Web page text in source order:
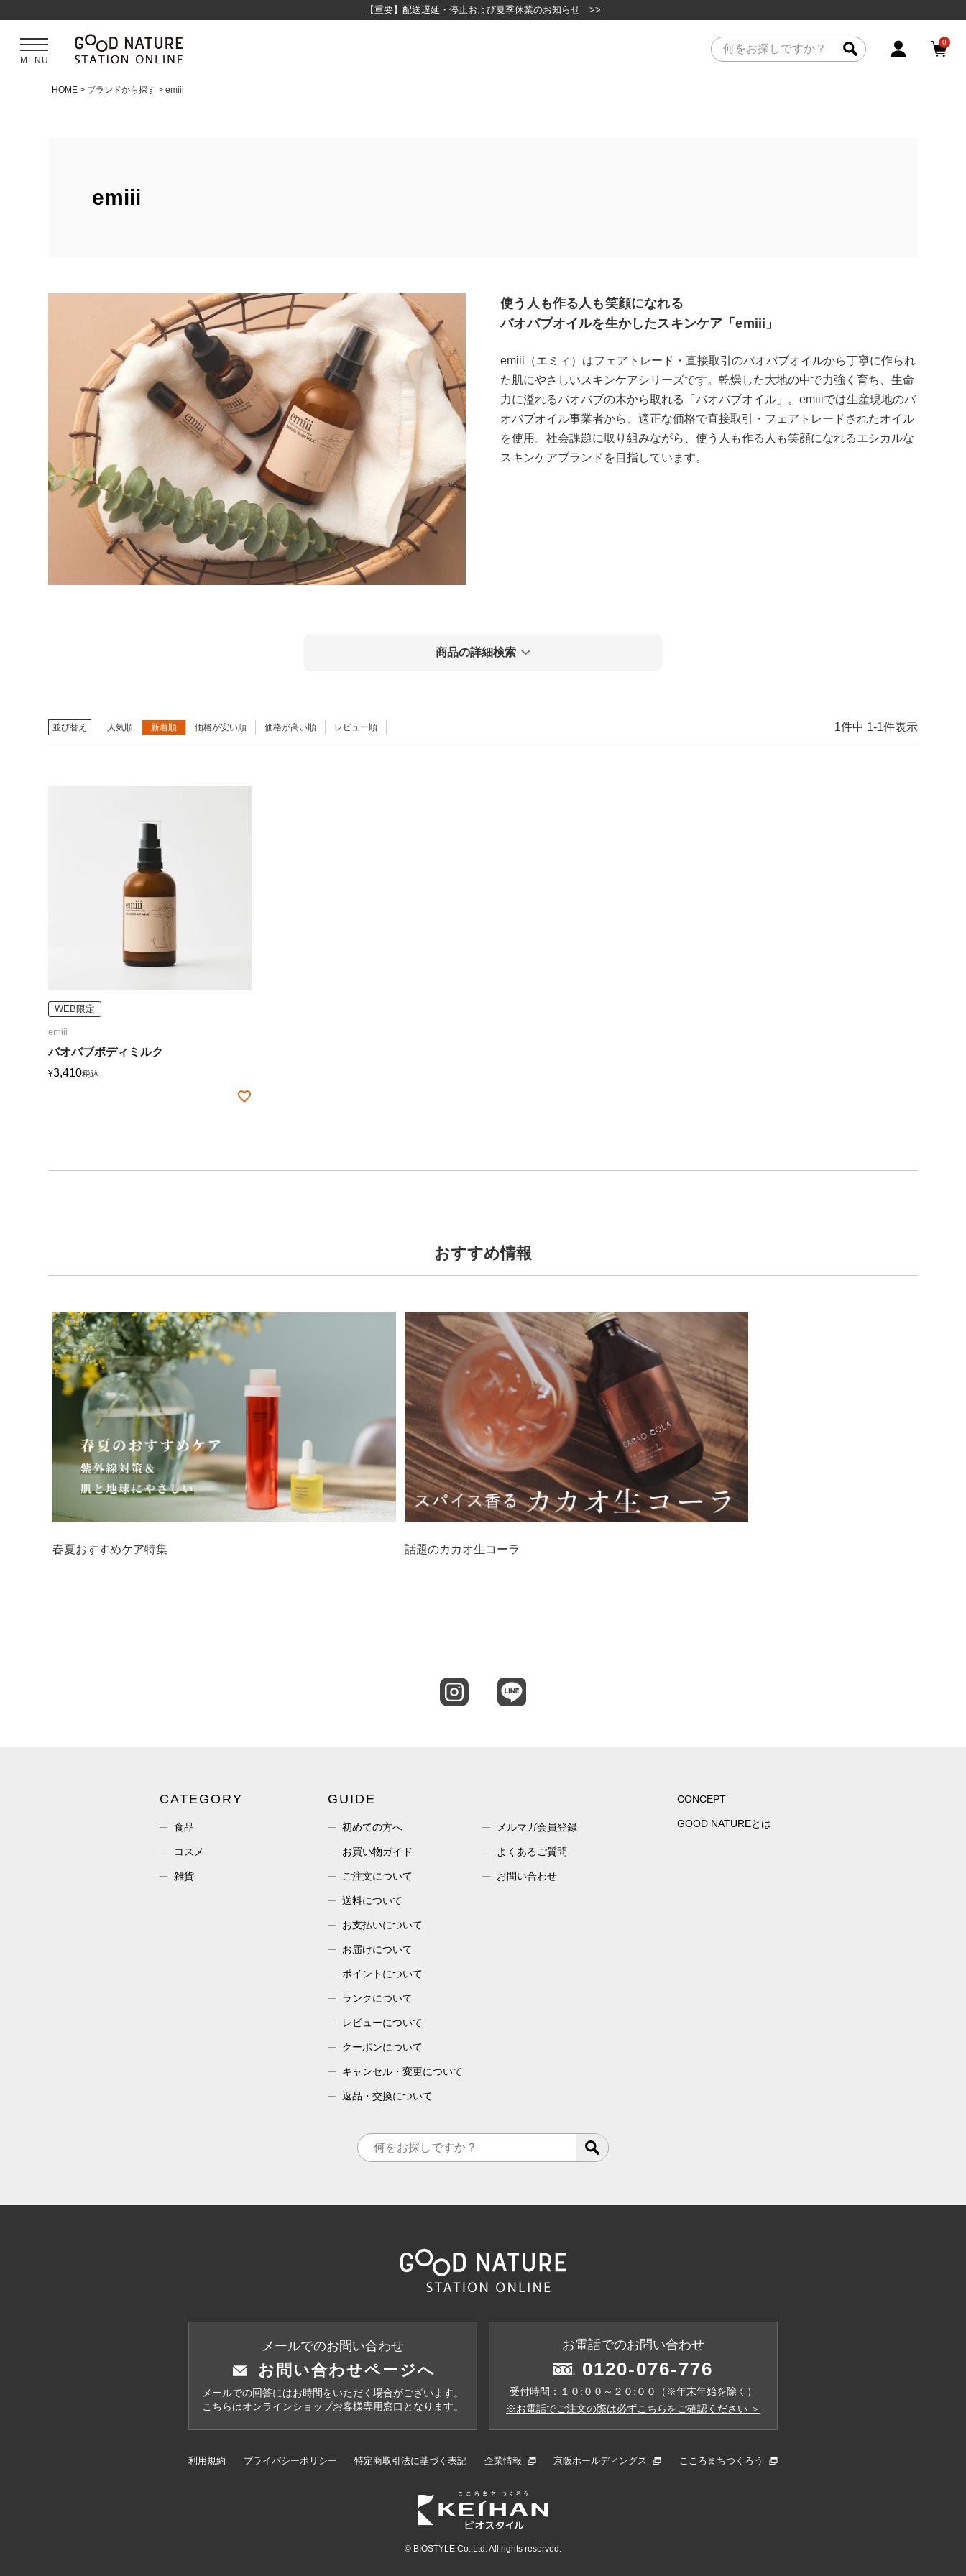
【重要】配送遅延・停止および夏季休業のお知らせ >>
MENU
0
HOME ブランドから探す emiii
emiii
使う人も作る人も笑顔になれる
バオバブオイルを生かしたスキンケア「emiii」
emiii（エミィ）はフェアトレード・直接取引のバオバブオイルから丁寧に作られ
た肌にやさしいスキンケアシリーズです。乾燥した大地の中で力強く育ち、生命
力に溢れるバオバブの木から取れる「バオバブオイル」。emiiiでは生産現地のバ
オバブオイル事業者から、適正な価格で直接取引・フェアトレードされたオイル
を使用。社会課題に取り組みながら、使う人も作る人も笑顔になれるエシカルな
スキンケアブランドを目指しています。
商品の詳細検索
キーワード カテゴリー
価格
円〜
在庫
在庫ありのみ
並び替え 人気順 新着順 価格が安い順 価格が高い順 レビュー順 1件中 1-1件表示
WEB限定
emiii
バオバブボディミルク
¥3,410税込
おすすめ情報
春夏おすすめケア特集 話題のカカオ生コーラ
CATEGORY
食品
コスメ
雑貨
GUIDE
初めての方へ
お買い物ガイド
ご注文について
送料について
お支払いについて
お届けについて
ポイントについて
ランクについて
レビューについて
クーポンについて
キャンセル・変更について
返品・交換について
メルマガ会員登録
よくあるご質問
お問い合わせ
CONCEPT
GOOD NATUREとは
メールでのお問い合わせ
お問い合わせページへ
メールでの回答にはお時間をいただく場合がございます。
こちらはオンラインショップお客様専用窓口となります。
お電話でのお問い合わせ
0120-076-776
受付時間：１０:００～２０:００（※年末年始を除く）
※お電話でご注文の際は必ずこちらをご確認ください ＞
利用規約 プライバシーポリシー 特定商取引法に基づく表記 企業情報 京阪ホールディングス こころまちつくろう
© BIOSTYLE Co.,Ltd. All rights reserved.